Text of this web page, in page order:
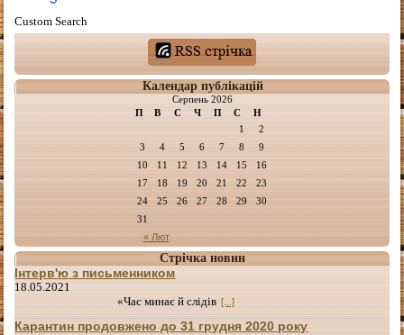
Custom Search
Календар публікацій
Серпень 2026
П
В С Ч П С Н
« Лют
1
2
3
4 5 6 7 8
9
10
11 12 13 14 15
16
17
18 19 20 21 22
23
24
25 26 27 28 29
30
31
Стрічка новин
Інтерв'ю з письменником
18.05.2021
«Час минає й слідів [...]
Карантин продовжено до 31 грудня 2020 року